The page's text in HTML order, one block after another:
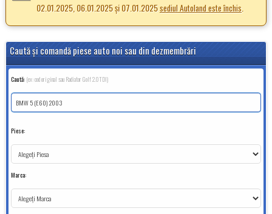
02.01.2025, 06.01.2025 și 07.01.2025sediul Autoland este închis.
Caută şi comandă piese auto noi sau din dezmembrări
Caută: (ex: cod original sau Radiator Golf 2.0TDI)
Piese:
Marca: